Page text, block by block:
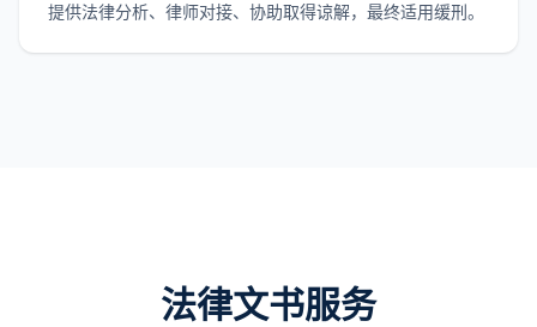
提供法律分析、律师对接、协助取得谅解，最终适用缓刑。
法律文书服务